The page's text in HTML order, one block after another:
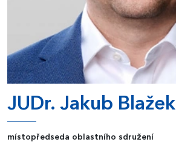
JUDr. Jakub Blažek
místopředseda oblastního sdružení